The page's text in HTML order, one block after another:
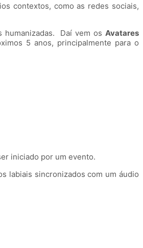
contextos, como as redes sociais,
humanizadas. Daí vem osAvatares
5 anos, principalmente para o
iniciado por um evento.
labiais sincronizados com um áudio